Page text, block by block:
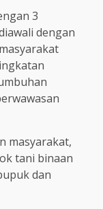
3
dengan
masyarakat,
tani binaan
dan